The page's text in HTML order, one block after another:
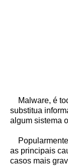
Malware, é
substitua
algum sistema
Popularmente
as principais
casos mais